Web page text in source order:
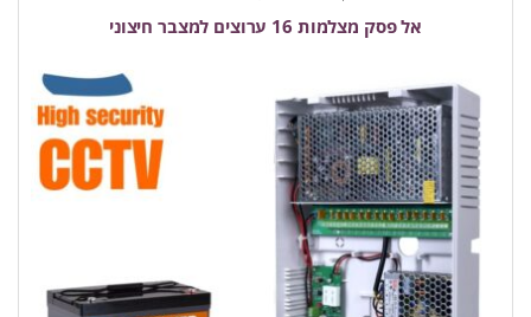
אל פסק מצלמות 16 ערוצים למצבר חיצוני